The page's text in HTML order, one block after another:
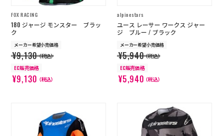
FOX RACING
180 ジャージ モンスター ブラッ
ク
メーカー希望小売価格
¥9,130（税込）
EC販売価格
¥9,130（税込）
alpinestars
ユース レーサー ワークス ジャー
ジ ブルー / ブラック
メーカー希望小売価格
¥5,940（税込）
EC販売価格
¥5,940（税込）